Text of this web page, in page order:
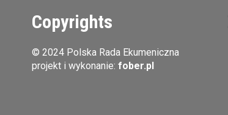
Copyrights
© 2024 Polska Rada Ekumeniczna
projekt i wykonanie: fober.pl